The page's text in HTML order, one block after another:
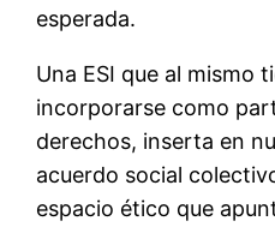
esperada.
Una ESI que al mismo
incorporarse como
derechos, inserta en
acuerdo social
espacio ético que